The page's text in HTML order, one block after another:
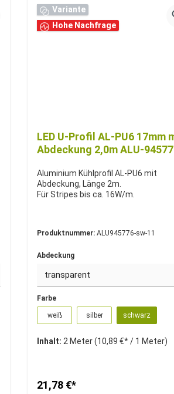
Variante
Hohe Nachfrage
LED U-Profil AL-PU6 17mm
Abdeckung 2,0m ALU-
Aluminium Kühlprofil AL-PU6 mit
Abdeckung, Länge 2m.
Für Stripes bis ca. 16W/m.
Produktnummer:ALU945776-sw-11
Abdeckung
Farbe
weiß silber schwarz
Inhalt: 2 Meter(10,89 €* / 1 Meter)
21,78 €*